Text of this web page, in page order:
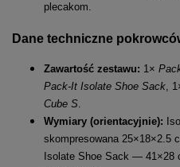
plecakom.
Dane techniczne
Zawartość zestawu: 1×
Pack-It Isolate Shoe Sack,
Cube S.
Wymiary (orientacyjnie):
skompresowana 25×18×2.5
Isolate Shoe Sack — 41×28